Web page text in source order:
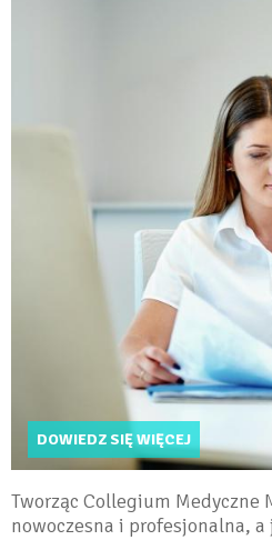
DOWIEDZ SIĘ WIĘCEJ
Tworząc Collegium Medyczne
nowoczesna i profesjonalna,